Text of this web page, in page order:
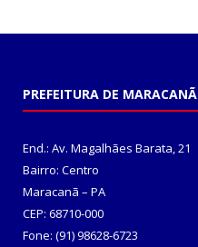
PREFEITURA DE MARACANÃ
End.: Av. Magalhães Barata, 21
Bairro: Centro
Maracanã – PA
CEP: 68710-000
Fone: (91) 98628-6723